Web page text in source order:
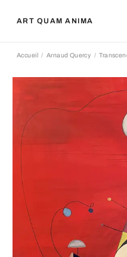
ART QUAM ANIMA
Accueil Arnaud Quercy